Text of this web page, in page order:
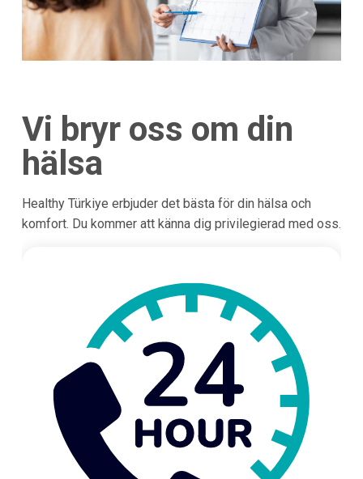
Vi bryr oss om din
hälsa
Healthy Türkiye erbjuder det bästa för din hälsa och
komfort. Du kommer att känna dig privilegierad med oss.